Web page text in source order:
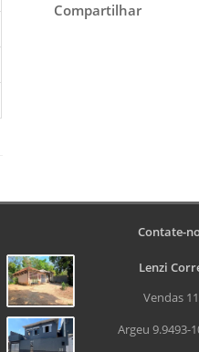
Compartilhar
Contate-
Lenzi
Vendas
Argeu 9.9493-